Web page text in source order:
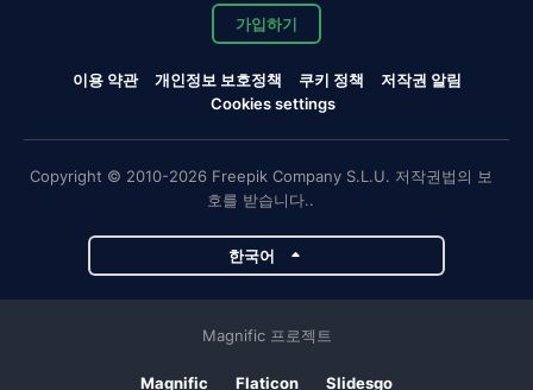
가입하기
이용 약관 개인정보 보호정책 쿠키 정책
저작권 알림
Cookies settings
Copyright © 2010-2026 Freepik Company S.L.U. 저작권법의 보
호를 받습니다..
한국어
Magnific 프로젝트
Magnific Flaticon Slidesgo